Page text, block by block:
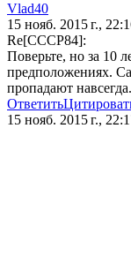
Vlad40
15 нояб. 2015 г.,
Re[CCCP84]:
Поверьте, но за 10
предположениях.
пропадают
Ответить
15 нояб. 2015 г.,